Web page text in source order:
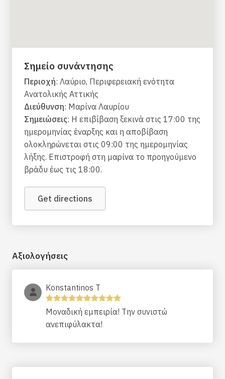
Σημείο συνάντησης
Περιοχή: Λαύριο, Περιφερειακή ενότητα
Ανατολικής Αττικής
Διεύθυνση: Μαρίνα Λαυρίου
Σημειώσεις: Η επιβίβαση ξεκινά στις 17:00 της
ημερομηνίας έναρξης και η αποβίβαση
ολοκληρώνεται στις 09:00 της ημερομηνίας
λήξης. Επιστροφή στη μαρίνα το προηγούμενο
βράδυ έως τις 18:00.
Get directions
Αξιολογήσεις
Konstantinos T
Μοναδική εμπειρία! Την συνιστώ
ανεπιφύλακτα!